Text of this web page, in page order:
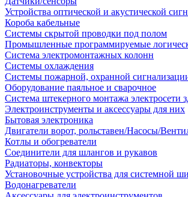
Устройства оптической и акустической
Короба кабельные
Системы скрытой проводки под полом
Промышленные программируемые
Система электромонтажных колонн
Системы охлаждения
Системы пожарной, охранной
Оборудование паяльное и сварочное
Система штекерного монтажа электросети
Электроинструменты и аксессуары для них
Бытовая электроника
Двигатели ворот, рольставен/Насосы/
Котлы и обогреватели
Соединители для шлангов и рукавов
Радиаторы, конвекторы
Установочные устройства для системной
Водонагреватели